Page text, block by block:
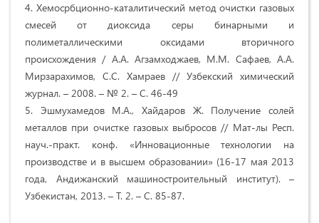
4. Хемосрбционно-каталитический метод очистки газовых
смесей от диоксида серы бинарными и
полиметаллическими оксидами вторичного
происхождения / А.А. Агзамходжаев, М.М. Сафаев, А.А.
Мирзарахимов, С.С. Хамраев // Узбекский химический
журнал. – 2008. – № 2. – С. 46-49
5. Эшмухамедов М.А., Хайдаров Ж. Получение солей
металлов при очистке газовых выбросов // Мат-лы Респ.
науч.-практ. конф. «Инновационные технологии на
производстве и в высшем образовании» (16-17 мая 2013
года, Андижанский машиностроительный институт). –
Узбекистан, 2013. – Т. 2. – С. 85-87.